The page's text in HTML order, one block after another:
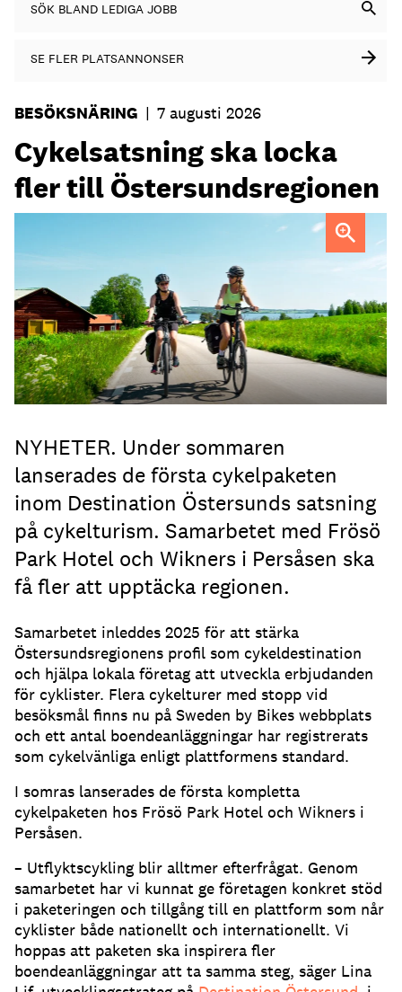
SÖK BLAND LEDIGA JOBB
SE FLER PLATSANNONSER
BESÖKSNÄRING | 7 augusti 2026
Cykelsatsning ska locka
fler till Östersundsregionen
NYHETER. Under sommaren
lanserades de första cykelpaketen
inom Destination Östersunds satsning
på cykelturism. Samarbetet med Frösö
Park Hotel och Wikners i Persåsen ska
få fler att upptäcka regionen.
Samarbetet inleddes 2025 för att stärka
Östersundsregionens profil som cykeldestination
och hjälpa lokala företag att utveckla erbjudanden
för cyklister. Flera cykelturer med stopp vid
besöksmål finns nu på Sweden by Bikes webbplats
och ett antal boendeanläggningar har registrerats
som cykelvänliga enligt plattformens standard.
I somras lanserades de första kompletta
cykelpaketen hos Frösö Park Hotel och Wikners i
Persåsen.
– Utflyktscykling blir alltmer efterfrågat. Genom
samarbetet har vi kunnat ge företagen konkret stöd
i paketeringen och tillgång till en plattform som når
cyklister både nationellt och internationellt. Vi
hoppas att paketen ska inspirera fler
boendeanläggningar att ta samma steg, säger Lina